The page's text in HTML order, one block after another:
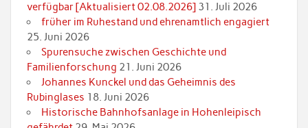
verfügbar [Aktualisiert 02.08.2026] 31. Juli 2026
früher im Ruhestand und ehrenamtlich engagiert
25. Juni 2026
Spurensuche zwischen Geschichte und
Familienforschung 21. Juni 2026
Johannes Kunckel und das Geheimnis des
Rubinglases 18. Juni 2026
Historische Bahnhofsanlage in Hohenleipisch